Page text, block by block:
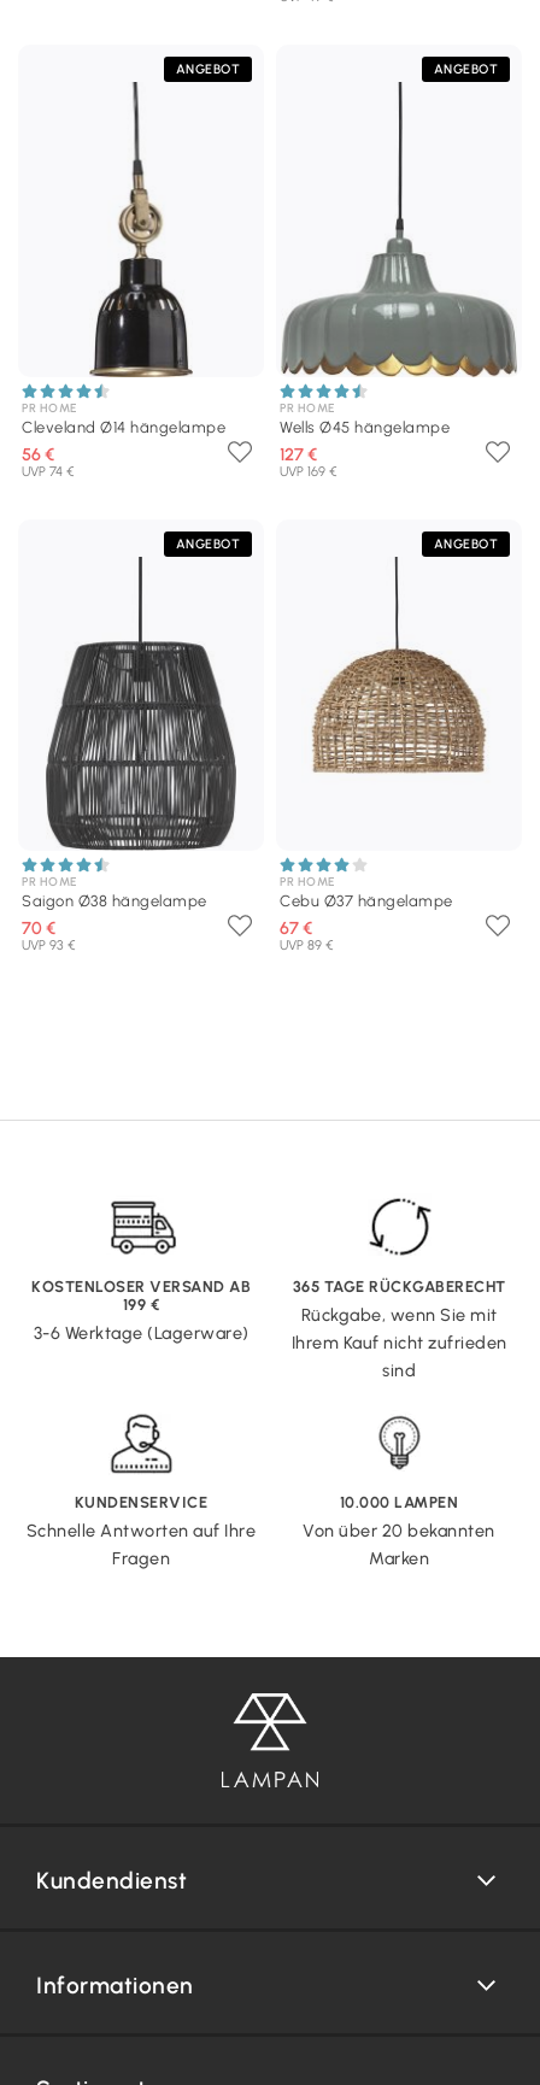
ANGEBOT
PR HOME
Cleveland Ø14 hängelampe
56 €
UVP 74 €
ANGEBOT
PR HOME
Wells Ø45 hängelampe
127 €
UVP 169 €
ANGEBOT
PR HOME
Saigon Ø38 hängelampe
70 €
UVP 93 €
ANGEBOT
PR HOME
Cebu Ø37 hängelampe
67 €
UVP 89 €
KOSTENLOSER VERSAND AB
199 €
3-6 Werktage (Lagerware)
365 TAGE RÜCKGABERECHT
Rückgabe, wenn Sie mit
Ihrem Kauf nicht zufrieden
sind
KUNDENSERVICE
Schnelle Antworten auf Ihre
Fragen
10.000 LAMPEN
Von über 20 bekannten
Marken
Kundendienst
Informationen